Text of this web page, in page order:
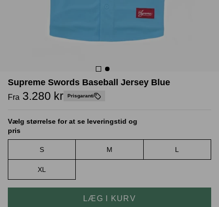
Sneaker rengøring
Supreme Swords Baseball Jersey Blue
Fra 3.280 kr Prisgaranti
Vælg størrelse for at se leveringstid og
pris
S M L
XL
LÆG I KURV